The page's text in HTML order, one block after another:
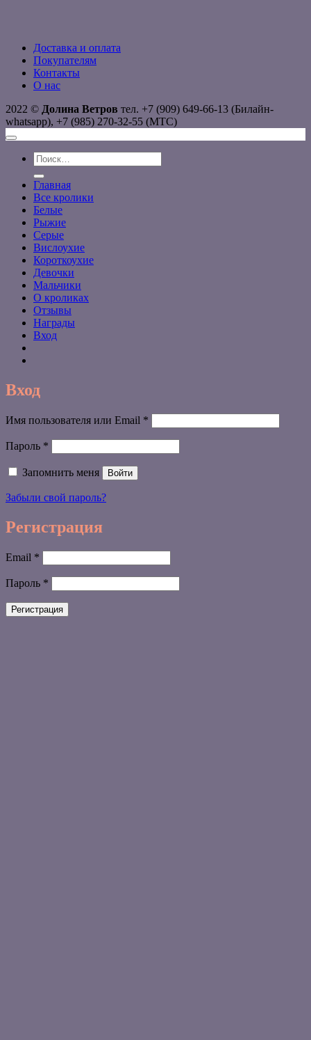
Доставка и оплата
Покупателям
Контакты
О нас
2022 © Долина Ветров тел. +7 (909) 649-66-13 (Билайн-
whatsapp), +7 (985) 270-32-55 (МТС)
Искать:
Главная
Все кролики
Белые
Рыжие
Серые
Вислоухие
Короткоухие
Девочки
Мальчики
О кроликах
Отзывы
Награды
Вход
Вход
Имя пользователя или Email *
Пароль *
Запомнить меня Войти
Забыли свой пароль?
Регистрация
Email *
Пароль *
Регистрация